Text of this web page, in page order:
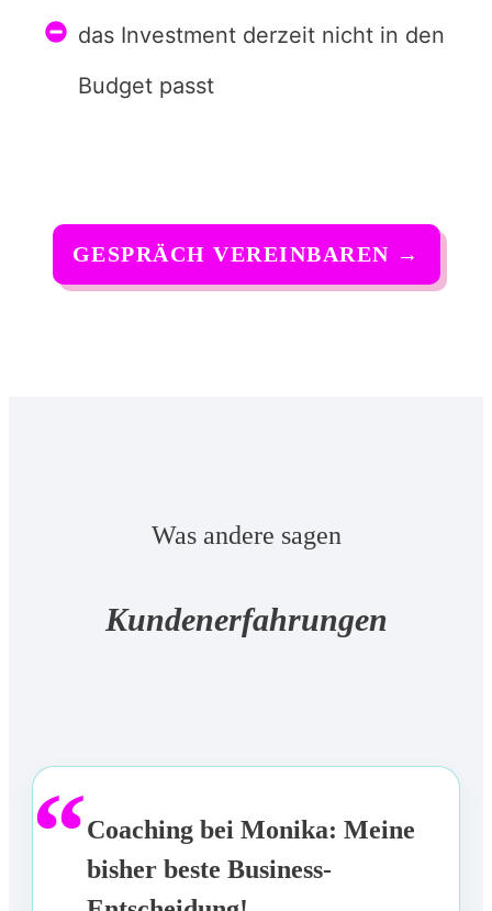
das Investment derzeit nicht in den
Budget passt
GESPRÄCH VEREINBAREN →
Was andere sagen
Kundenerfahrungen
“Coaching bei Monika: Meine
bisher beste Business-